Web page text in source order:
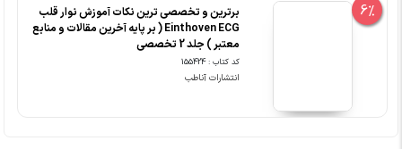
6%
برترین و تخصصی ترین نکات آموزش نوار قلب
Einthoven ECG ( بر پایه آخرین مقالات و منابع
معتبر ) جلد 2 تخصصی
کد کتاب : 155424
انتشارات آناطب